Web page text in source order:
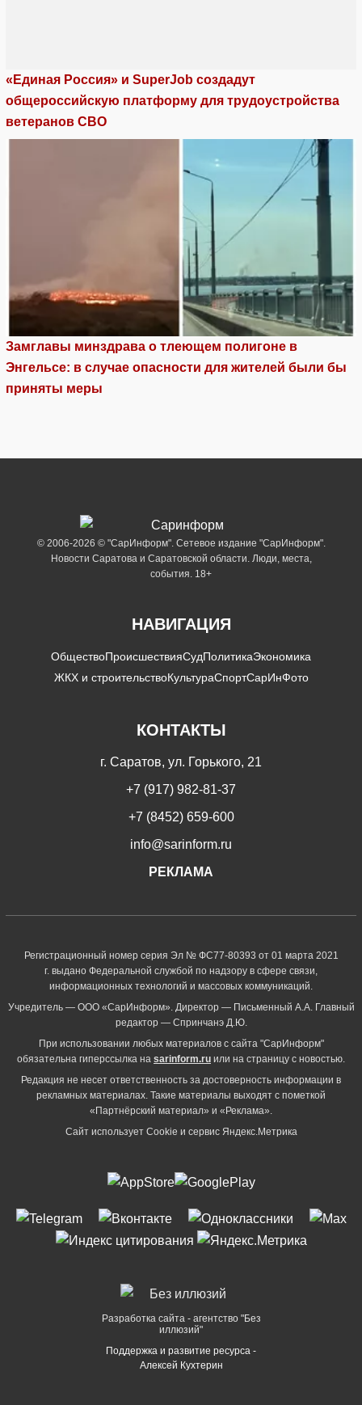
«Единая Россия» и SuperJob создадут
общероссийскую платформу для трудоустройства
ветеранов СВО
Замглавы минздрава о тлеющем полигоне в
Энгельсе: в случае опасности для жителей были бы
приняты меры
© 2006-2026 © "СарИнформ". Сетевое издание "СарИнформ".
Новости Саратова и Саратовской области. Люди, места,
события. 18+
НАВИГАЦИЯ
ОбществоПроисшествияСудПолитикаЭкономика
ЖКХ и строительствоКультураСпортСарИнФото
КОНТАКТЫ
г. Саратов, ул. Горького, 21
+7 (917) 982-81-37
+7 (8452) 659-600
info@sarinform.ru
РЕКЛАМА
Регистрационный номер серия Эл № ФС77-80393 от 01 марта 2021
г. выдано Федеральной службой по надзору в сфере связи,
информационных технологий и массовых коммуникаций.
Учредитель — ООО «СарИнформ». Директор — Письменный А.А. Главный
редактор — Спринчанэ Д.Ю.
При использовании любых материалов с сайта "СарИнформ"
обязательна гиперссылка на sarinform.ru или на страницу с новостью.
Редакция не несет ответственность за достоверность информации в
рекламных материалах. Такие материалы выходят с пометкой
«Партнёрский материал» и «Реклама».
Сайт использует Cookie и сервиc Яндекс.Метрика
Разработка сайта - агентство "Без
иллюзий"
Поддержка и развитие ресурса -
Алексей Кухтерин